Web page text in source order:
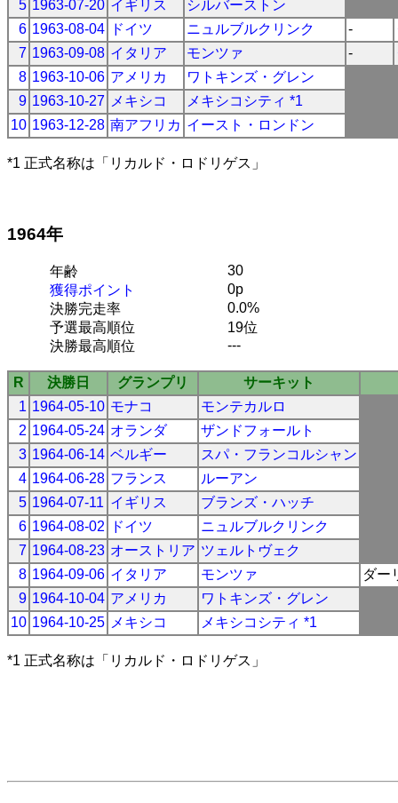
5 1963-07-20 イギリス
シルバーストン
6 1963-08-04 ドイツ ニュルブルクリンク -
7 1963-09-08 イタリア モンツァ -
8 1963-10-06 アメリカ
ワトキンズ・グレン
9 1963-10-27 メキシコ
メキシコシティ *1
10 1963-12-28 南アフリカ イースト・ロンドン
*1 正式名称は「リカルド・ロドリゲス」
1964年
年齢
30
獲得ポイント
0p
決勝完走率
0.0%
予選最高順位
19位
決勝最高順位
---
R 決勝日 グランプリ
サーキット
1 1964-05-10 モナコ
モンテカルロ
2 1964-05-24 オランダ
ザンドフォールト
3 1964-06-14 ベルギー
スパ・フランコルシャン
4 1964-06-28 フランス
ルーアン
5 1964-07-11 イギリス
ブランズ・ハッチ
6 1964-08-02 ドイツ
ニュルブルクリンク
7 1964-08-23 オーストリア ツェルトヴェク
8 1964-09-06 イタリア モンツァ
ダー
9 1964-10-04 アメリカ
ワトキンズ・グレン
10 1964-10-25 メキシコ メキシコシティ *1
*1 正式名称は「リカルド・ロドリゲス」